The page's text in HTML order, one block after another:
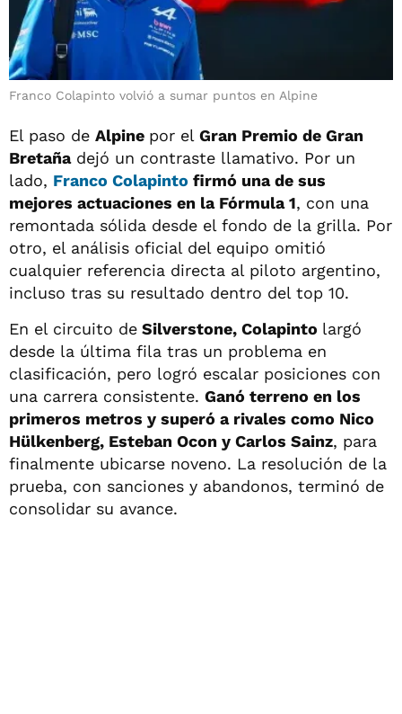
Franco Colapinto volvió a sumar puntos en Alpine
El paso de Alpine por el Gran Premio de Gran
Bretañadejó un contraste llamativo. Por un
lado, Franco Colapinto firmó una de sus
mejores actuaciones en la Fórmula 1, con una
remontada sólida desde el fondo de la grilla. Por
otro, el análisis oficial del equipo omitió
cualquier referencia directa al piloto argentino,
incluso tras su resultado dentro del top 10.
En el circuito de Silverstone, Colapinto largó
desde la última fila tras un problema en
clasificación, pero logró escalar posiciones con
una carrera consistente. Ganó terreno en los
primeros metros y superó a rivales como Nico
Hülkenberg, Esteban Ocon y Carlos Sainz, para
finalmente ubicarse noveno. La resolución de la
prueba, con sanciones y abandonos, terminó de
consolidar su avance.